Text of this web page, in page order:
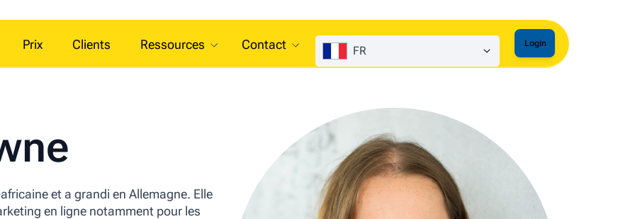
Prix Clients Ressources Contact FR
Login
et a grandi en Allemagne. Elle
en ligne notamment pour les